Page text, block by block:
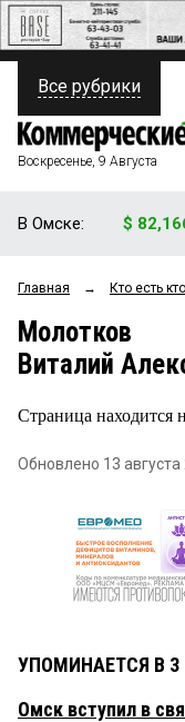
ПОЛИТИКА
ФИНАНСЫ
ОБЩЕСТВО
ЗАКОН
Все рубрики
Воскресенье, 9 Августа
В Омске: $
Главная → Кто есть кто
Молотков
Виталий
Страница находится
Обновлено 13 августа
УПОМИНАЕТСЯ В
Омск вступил в